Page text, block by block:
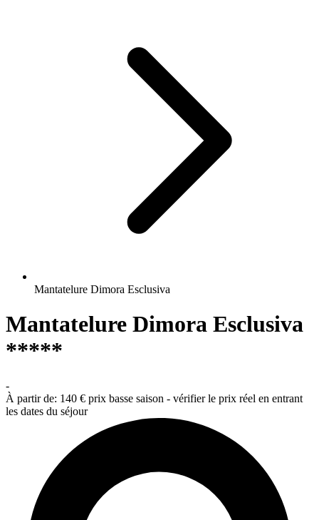
Mantatelure Dimora Esclusiva
Mantatelure Dimora Esclusiva
*****
-
À partir de: 140 € prix basse saison - vérifier le prix réel en entrant
les dates du séjour